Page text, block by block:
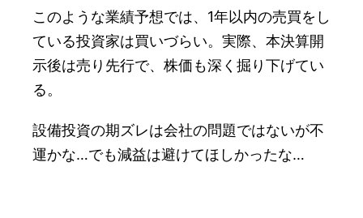
このような業績予想では、1年以内の売買をし
ている投資家は買いづらい。実際、本決算開
示後は売り先行で、株価も深く掘り下げてい
る。
設備投資の期ズレは会社の問題ではないが不
運かな…でも減益は避けてほしかったな…